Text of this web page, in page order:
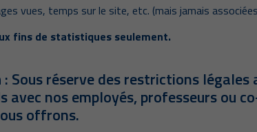
vues, temps sur le site, etc. (mais jamais
fins de statistiques seulement.
: Sous réserve des restrictions
avec nos employés, professeurs ou
offrons.